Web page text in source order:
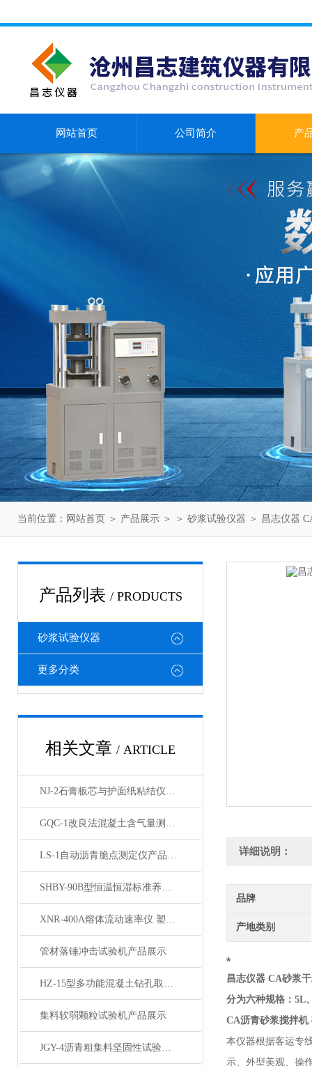
网站首页 公司简介 产
当前位置： 网站首页 ＞ 产品展示 ＞ ＞ 砂浆试验仪器 ＞ 昌志仪器
产品列表 / PRODUCTS
砂浆试验仪器
更多分类
相关文章 / ARTICLE
NJ-2石膏板芯与护面纸粘结仪产品展示
GQC-1改良法混凝土含气量测定仪产品展示
LS-1自动沥青脆点测定仪产品展示
SHBY-90B型恒温恒湿标准养护箱产品展示
XNR-400A熔体流动速率仪 塑料颗粒熔融指数仪展示
管材落锤冲击试验机产品展示
HZ-15型多功能混凝土钻孔取芯机产品展示
集料软弱颗粒试验机产品展示
JGY-4沥青粗集料坚固性试验测定仪产品展示
详细说明：
品牌
产地类别
*
昌志仪器 CA砂浆
分为六种规格：5L
CA沥青砂浆搅拌机
本仪器根据客运专
示、外型美观、操